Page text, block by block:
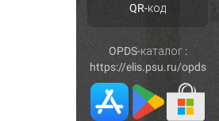
QR-код
OPDS-каталог :
https://elis.psu.ru/opds